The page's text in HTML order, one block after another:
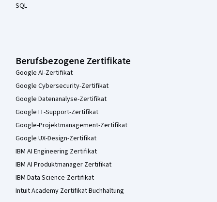
SQL
Berufsbezogene Zertifikate
Google AI-Zertifikat
Google Cybersecurity-Zertifikat
Google Datenanalyse-Zertifikat
Google IT-Support-Zertifikat
Google-Projektmanagement-Zertifikat
Google UX-Design-Zertifikat
IBM AI Engineering Zertifikat
IBM AI Produktmanager Zertifikat
IBM Data Science-Zertifikat
Intuit Academy Zertifikat Buchhaltung